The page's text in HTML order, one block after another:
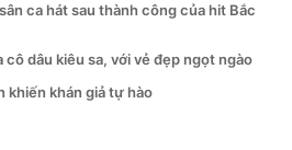
ca hát sau thành công của hit Bắc
cô dâu kiêu sa, với vẻ đẹp ngọt ngào
khiến khán giả tự hào